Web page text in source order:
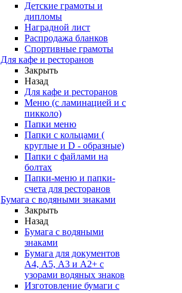
Детские грамоты и
дипломы
Наградной лист
Распродажа бланков
Спортивные грамоты
Для кафе и ресторанов
Закрыть
Назад
Для кафе и ресторанов
Меню (с ламинацией и с
пикколо)
Папки меню
Папки с кольцами (
круглые и D - образные)
Папки с файлами на
болтах
Папки-меню и папки-
счета для ресторанов
Бумага с водяными знаками
Закрыть
Назад
Бумага с водяными
знаками
Бумага для документов
А4, А5, А3 и А2+ с
узорами водяных знаков
Изготовление бумаги с